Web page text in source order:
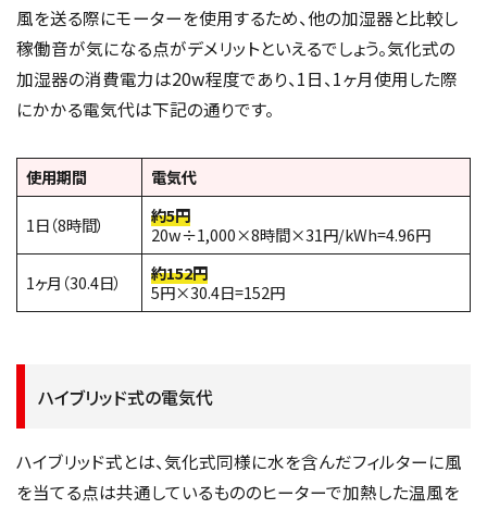
風を送る際にモーターを使用するため、他の加湿器と比較し
稼働音が気になる点がデメリットといえるでしょう。気化式の
加湿器の消費電力は20w程度であり、1日、1ヶ月使用した際
にかかる電気代は下記の通りです。
使用期間 電気代
1日（8時間）
約5円
20w÷1,000×8時間×31円/kWh=4.96円
1ヶ月（30.4日）
約152円
5円×30.4日=152円
ハイブリッド式の電気代
ハイブリッド式とは、気化式同様に水を含んだフィルターに風
を当てる点は共通しているもののヒーターで加熱した温風を